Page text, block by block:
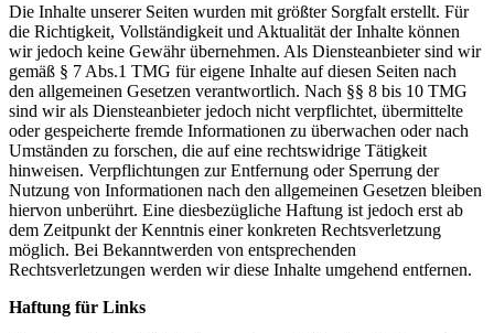
Die Inhalte unserer Seiten wurden mit größter Sorgfalt erstellt. Für
die Richtigkeit, Vollständigkeit und Aktualität der Inhalte können
wir jedoch keine Gewähr übernehmen. Als Diensteanbieter sind wir
gemäß § 7 Abs.1 TMG für eigene Inhalte auf diesen Seiten nach
den allgemeinen Gesetzen verantwortlich. Nach §§ 8 bis 10 TMG
sind wir als Diensteanbieter jedoch nicht verpflichtet, übermittelte
oder gespeicherte fremde Informationen zu überwachen oder nach
Umständen zu forschen, die auf eine rechtswidrige Tätigkeit
hinweisen. Verpflichtungen zur Entfernung oder Sperrung der
Nutzung von Informationen nach den allgemeinen Gesetzen bleiben
hiervon unberührt. Eine diesbezügliche Haftung ist jedoch erst ab
dem Zeitpunkt der Kenntnis einer konkreten Rechtsverletzung
möglich. Bei Bekanntwerden von entsprechenden
Rechtsverletzungen werden wir diese Inhalte umgehend entfernen.
Haftung für Links